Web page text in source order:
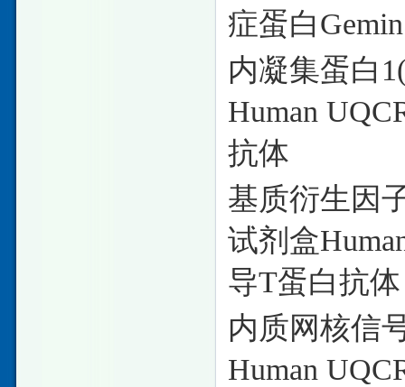
症蛋白
内凝集蛋白
Human
抗体
基质衍生因
试剂盒
导T蛋白抗体
内质网核信
Human